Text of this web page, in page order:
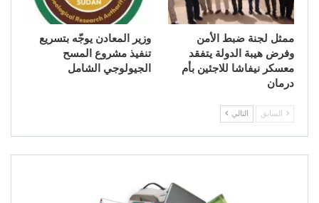
ممثل لجنة ضبط الأمن
وفرض هيبة الدولة يتفقد
معسكر نيفاشا للاجئين بأم
درمان
وزير المعادن يوجّه بتسريع
تنفيذ مشروع المسح
الجيولوجي الشامل
السابق التالي